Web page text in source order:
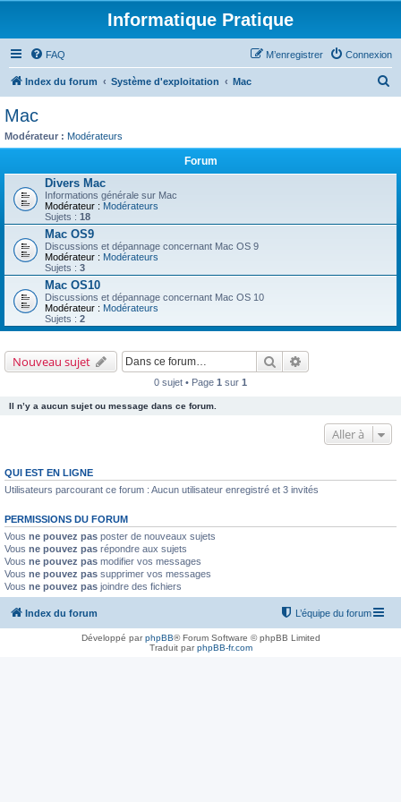
Informatique Pratique
FAQ Connexion
M’enregistrer
Index du forum Système d'exploitation Mac
r
Mac
Modérateur : Modérateurs
Forum
Divers Mac
Informations générale sur Mac
Modérateur : Modérateurs
Sujets : 18
Mac OS9
Discussions et dépannage concernant Mac OS 9
Modérateur : Modérateurs
Sujets : 3
Mac OS10
Discussions et dépannage concernant Mac OS 10
Modérateur : Modérateurs
Sujets : 2
Nouveau sujet Rechercher
0 sujet • Page 1 sur 1
Il n’y a aucun sujet ou message dans ce forum.
Aller à
QUI EST EN LIGNE
Utilisateurs parcourant ce forum : Aucun utilisateur enregistré et 3 invités
PERMISSIONS DU FORUM
Vous ne pouvez pas poster de nouveaux sujets
Vous ne pouvez pas répondre aux sujets
Vous ne pouvez pas modifier vos messages
Vous ne pouvez pas supprimer vos messages
Vous ne pouvez pas joindre des fichiers
Index du forum L’équipe du forum
Développé parphpBB® Forum Software © phpBB Limited
Traduit parphpBB-fr.com